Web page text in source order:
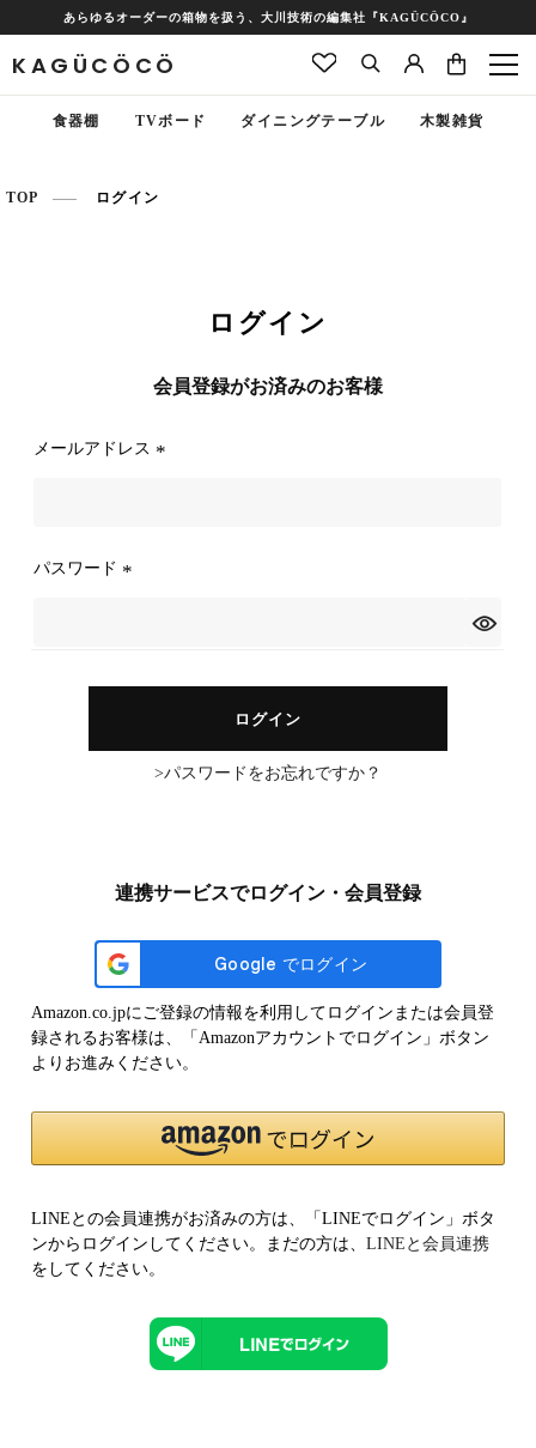
あらゆるオーダーの箱物を扱う、大川技術の編集社『KAGÜCÖCO』
KAGÜCÖCÖ
食器棚 TVボード ダイニングテーブル 木製雑貨
TOP ログイン
ログイン
会員登録がお済みのお客様
メールアドレス
パスワード
ログイン
パスワードをお忘れですか？
連携サービスでログイン・会員登録
Amazon.co.jpにご登録の情報を利用してログインまたは会員登
録されるお客様は、「Amazonアカウントでログイン」ボタン
よりお進みください。
LINEとの会員連携がお済みの方は、「LINEでログイン」ボタ
ンからログインしてください。まだの方は、LINEと会員連携
をしてください。